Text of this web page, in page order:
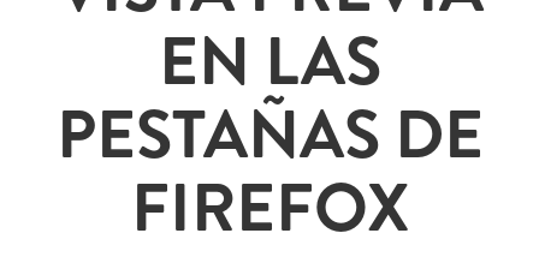
EN LAS
PESTAÑAS DE
FIREFOX